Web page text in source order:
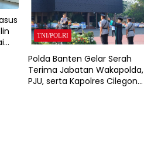
TNI/POLRI
Polda Banten Gelar Serah
Terima Jabatan Wakapolda,
PJU, serta Kapolres Cilegon